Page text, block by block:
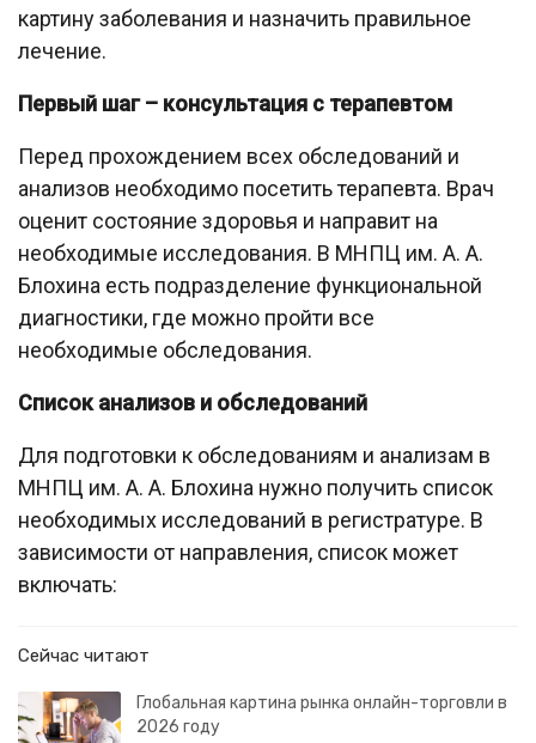
картину заболевания и назначить правильное
лечение.
Первый шаг – консультация с терапевтом
Перед прохождением всех обследований и
анализов необходимо посетить терапевта. Врач
оценит состояние здоровья и направит на
необходимые исследования. В МНПЦ им. А. А.
Блохина есть подразделение функциональной
диагностики, где можно пройти все
необходимые обследования.
Список анализов и обследований
Для подготовки к обследованиям и анализам в
МНПЦ им. А. А. Блохина нужно получить список
необходимых исследований в регистратуре. В
зависимости от направления, список может
включать:
Сейчас читают
Глобальная картина рынка онлайн-торговли в
2026 году